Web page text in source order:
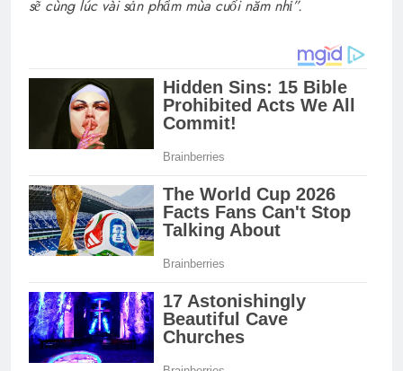
sẽ cùng lúc vài sản phẩm mùa cuối năm nhỉ”.